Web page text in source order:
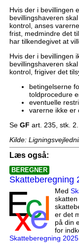
Hvis der i bevillingen
bevillingshaveren
kontrol, anses
frist, medmindre det
har tilkendegivet at
Hvis der i bevillingen
bevillingshaveren
kontrol, frigiver det
betingelserne
toldprocedure
eventuelle
varerne ikke er
Se GF art. 235, stk. 2.
Kilde:
Læs også:
BEREGNER
Skatteberegning
Med
er det
på din
for
Skatteberegning 2025.